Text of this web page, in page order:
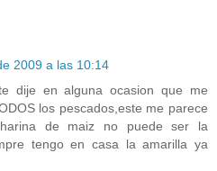
2009 a las 10:14
dije en alguna ocasion que me
los pescados,este me parece
de maiz no puede ser la
tengo en casa la amarilla ya